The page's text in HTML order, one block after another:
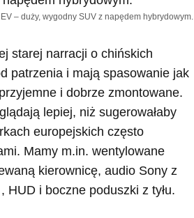
– duży, wygodny SUV z napędem hybrydowym.
starej narracji o chińskich
patrzenia i mają spasowanie jak
i dobrze zmontowane.
lepiej, niż sugerowałaby
europejskich często
Mamy m.in. wentylowane
kierownicę, audio Sony z
HUD i boczne poduszki z tyłu.